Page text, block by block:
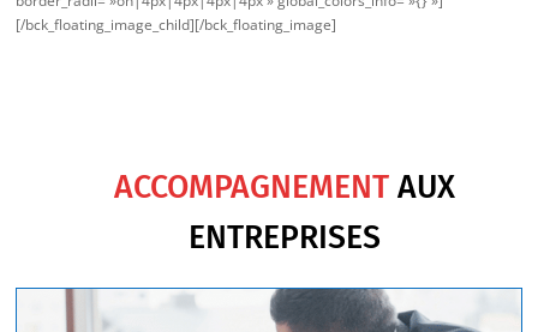
[/bck_floating_image_child][/bck_floating_image]
ACCOMPAGNEMENT AUX
ENTREPRISES